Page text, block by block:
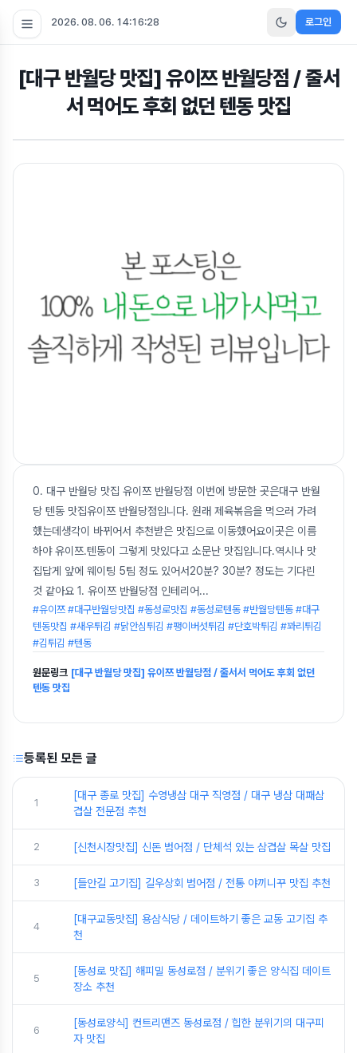
2026. 08. 06. 14:16:29 로그인
[대구 반월당 맛집] 유이쯔 반월당점 / 줄서
서 먹어도 후회 없던 텐동 맛집
0. 대구 반월당 맛집 유이쯔 반월당점 이번에 방문한 곳은대구 반월
당 텐동 맛집유이쯔 반월당점입니다. 원래 제육볶음을 먹으러 가려
했는데생각이 바뀌어서 추천받은 맛집으로 이동했어요이곳은 이름
하야 유이쯔.텐동이 그렇게 맛있다고 소문난 맛집입니다.역시나 맛
집답게 앞에 웨이팅 5팀 정도 있어서20분? 30분? 정도는 기다린
것 같아요 1. 유이쯔 반월당점 인테리어...
#유이쯔 #대구반월당맛집 #동성로맛집 #동성로텐동 #반월당텐동 #대구
텐동맛집 #새우튀김 #닭안심튀김 #팽이버섯튀김 #단호박튀김 #꽈리튀김
#김튀김 #텐동
원문링크 [대구 반월당 맛집] 유이쯔 반월당점 / 줄서서 먹어도 후회 없던
텐동 맛집
등록된 모든 글
1
[대구 종로 맛집] 수영냉삼 대구 직영점 / 대구 냉삼 대패삼
겹살 전문점 추천
2 [신천시장맛집] 신돈 범어점 / 단체석 있는 삼겹살 목살 맛집
3 [들안길 고기집] 길우상회 범어점 / 전통 야끼니꾸 맛집 추천
4
[대구교동맛집] 용삼식당 / 데이트하기 좋은 교동 고기집 추
천
5
[동성로 맛집] 해피밀 동성로점 / 분위기 좋은 양식집 데이트
장소 추천
6
[동성로양식] 컨트리맨즈 동성로점 / 힙한 분위기의 대구피
자 맛집